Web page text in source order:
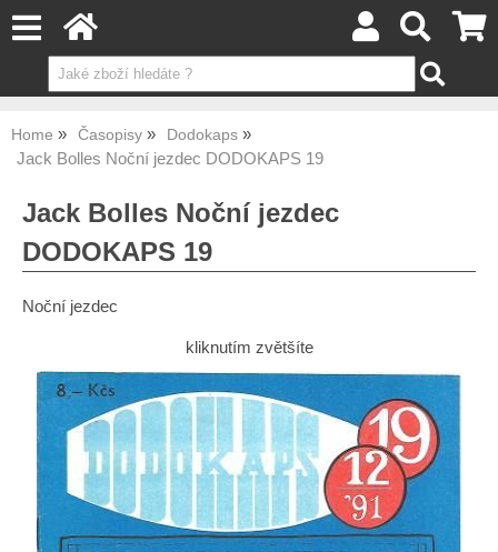
Home Časopisy Dodokaps
Jack Bolles Noční jezdec DODOKAPS 19
Jack Bolles Noční jezdec
DODOKAPS 19
Noční jezdec
kliknutím zvětšíte